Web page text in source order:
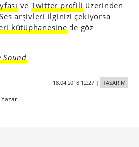
ve Twitter profili üzerinden
arşivleri ilginizi çekiyorsa
kütüphanesine de göz
Sound
18.04.2018 12:27| TASARIM